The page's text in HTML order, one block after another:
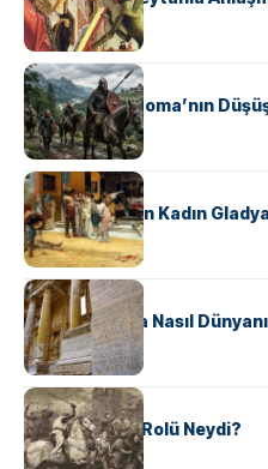
KÜLTÜR
Ostrogotlar Roma’nın
Ele Geçirdi?
KÜLTÜR
Antik Roma’nın Kadın
KÜLTÜR
Antik Yunanca Nasıl
KÜLTÜR
Valdensler’in Rolü Neydi?